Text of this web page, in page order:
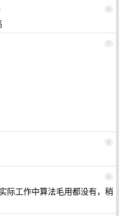
6
7
8
9
际工作中算法毛用都没有，稍